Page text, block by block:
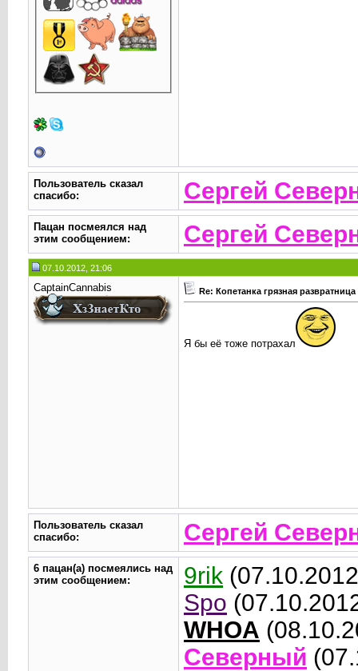
Пользователь сказал
cпасибо:
Сергей
Пацан посмеялся над
этим сообщением:
Сергей
07.10.2012, 21:06
CaptainCannabis Re: Копетанка грязная развратница
Я бы её тоже потрахал
Пользователь сказал
cпасибо:
Сергей
6 пацан(а) посмеялись над
этим сообщением:
9rik
Spo
WHOA
Северный